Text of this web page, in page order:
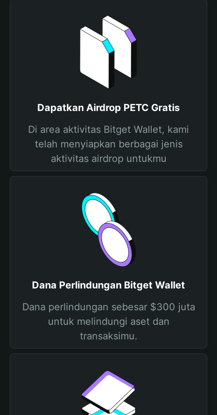
Dapatkan Airdrop PETC Gratis
Di area aktivitas Bitget Wallet, kami
telah menyiapkan berbagai jenis
aktivitas airdrop untukmu
Dana Perlindungan Bitget Wallet
Dana perlindungan sebesar $300 juta
untuk melindungi aset dan
transaksimu.